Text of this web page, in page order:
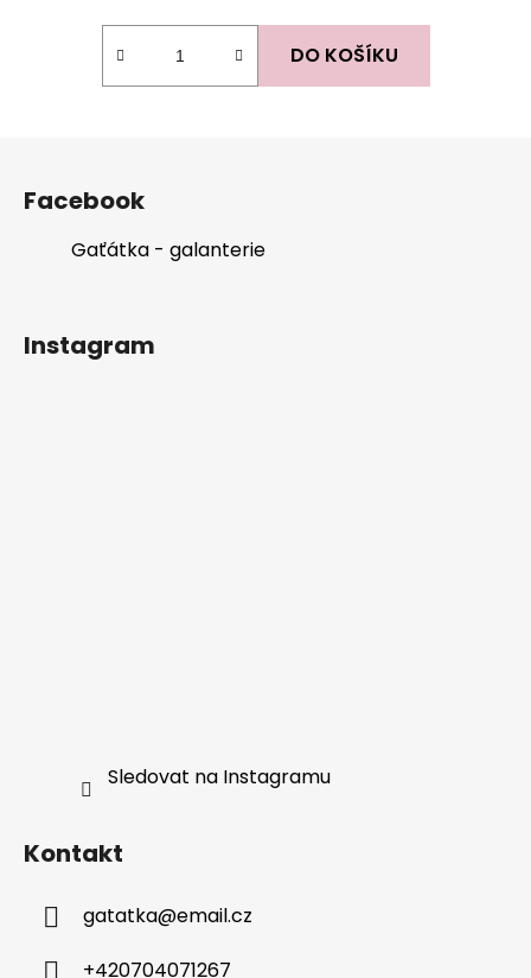
DO KOŠÍKU
Facebook
Gaťátka - galanterie
Instagram
Sledovat na Instagramu
Kontakt
gatatka@email.cz
+420704071267